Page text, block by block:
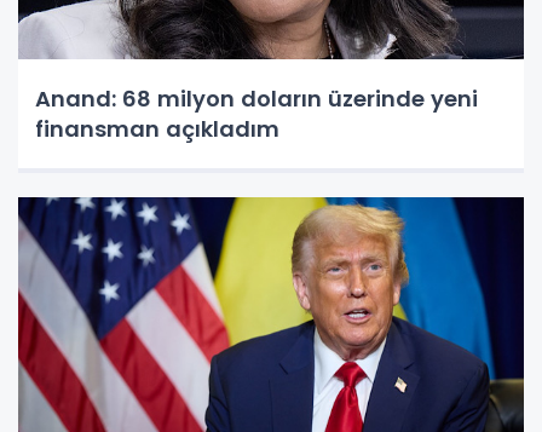
Anand: 68 milyon doların üzerinde yeni
finansman açıkladım